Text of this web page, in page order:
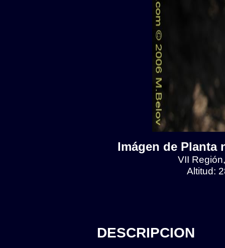
Imágen de Planta
VII
Altitud:
DESCRIPCION